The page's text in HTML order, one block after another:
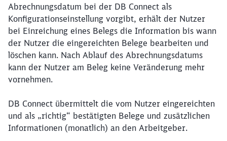
Abrechnungsdatum bei der DB Connect als
Konfigurationseinstellung vorgibt, erhält der Nutzer
bei Einreichung eines Belegs die Information bis wann
der Nutzer die eingereichten Belege bearbeiten und
löschen kann. Nach Ablauf des Abrechnungsdatums
kann der Nutzer am Beleg keine Veränderung mehr
vornehmen.
DB Connect übermittelt die vom Nutzer eingereichten
und als „richtig“ bestätigten Belege und zusätzlichen
Informationen (monatlich) an den Arbeitgeber.